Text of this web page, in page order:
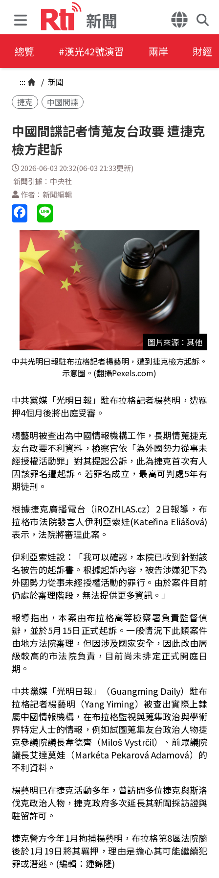
新聞
總覽 #漢光42號演習 兩岸 財經
::: / 新聞
捷克
中國間諜
中國間諜記者情蒐友台政要 遭捷克
檢方起訴
2026-06-03 20:32(06-03 21:33更新)
新聞引據：中央社
作者：新聞編輯
圖片來源：其他
中共光明日報駐布拉格記者楊藝明，遭到捷克檢方起訴。
示意圖。(翻攝Pexels.com)
中共黨媒「光明日報」駐布拉格記者楊藝明，遭羈
押4個月後將出庭受審。
楊藝明被查出為中國情報機構工作，長期情蒐捷克
友台政要不利資料，檢察官依「為外國勢力從事未
經授權活動罪」對其提起公訴，此為捷克首次有人
因該罪名遭起訴。若罪名成立，最高可判處5年有
期徒刑。
根據捷克廣播電台（iROZHLAS.cz）2日報導，布
拉格市法院發言人伊利亞索娃(Kateřina Eliášová)
表示，法院將審理此案。
伊利亞索娃說：「我可以確認，本院已收到針對該
名被告的起訴書。根據起訴內容，被告涉嫌犯下為
外國勢力從事未經授權活動的罪行。由於案件目前
仍處於審理階段，無法提供更多資訊。」
報導指出，本案由布拉格高等檢察署負責監督偵
辦，並於5月15日正式起訴。一般情況下此類案件
由地方法院審理，但因涉及國家安全，因此改由層
級較高的市法院負責，目前尚未排定正式開庭日
期。
中共黨媒「光明日報」（Guangming Daily）駐布
拉格記者楊藝明（Yang Yiming）被查出實際上隸
屬中國情報機構，在布拉格監視與蒐集政治與學術
界特定人士的情報，例如試圖蒐集友台政治人物捷
克參議院議長韋德齊（Miloš Vystrčil）、前眾議院
議長艾達莫娃（Markéta Pekarová Adamová）的
不利資料。
楊藝明已在捷克活動多年，曾訪問多位捷克與斯洛
伐克政治人物，捷克政府多次延長其新聞採訪證與
駐留許可。
捷克警方今年1月拘捕楊藝明，布拉格第8區法院隨
後於1月19日將其羈押，理由是擔心其可能繼續犯
罪或潛逃。(編輯：鍾錦隆)